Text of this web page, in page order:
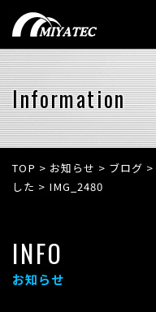
Information
TOP > お知らせ > ブログ >
した > IMG_2480
INFO
お知らせ